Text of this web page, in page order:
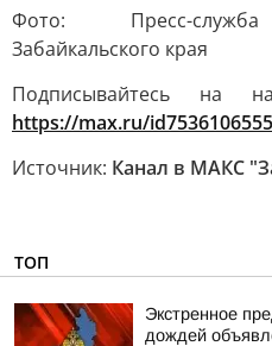
Фото: Пресс-служба
Забайкальского края
Подписывайтесь
https://max.ru/
Источник: Канал в МАКС
ТОП
Экстренное
дождей